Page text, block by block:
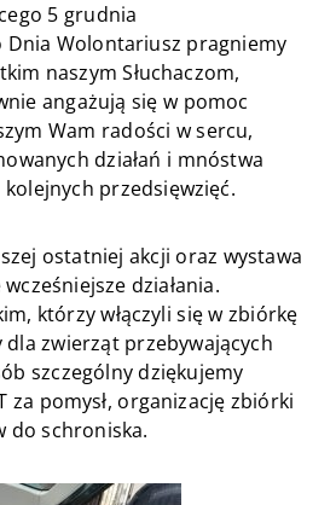
5 grudnia
Dnia Wolontariusz pragniemy
naszym Słuchaczom,
angażują się w pomoc
Wam radości w sercu,
działań i mnóstwa
przedsięwzięć.
ostatniej akcji oraz wystawa
działania.
którzy włączyli się w zbiórkę
zwierząt przebywających
szczególny dziękujemy
za pomysł, organizację zbiórki
do schroniska.